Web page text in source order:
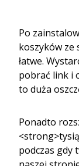
Po
koszyków ze
łatwe.
pobrać link i
to duża
Ponadto
podczas gdy